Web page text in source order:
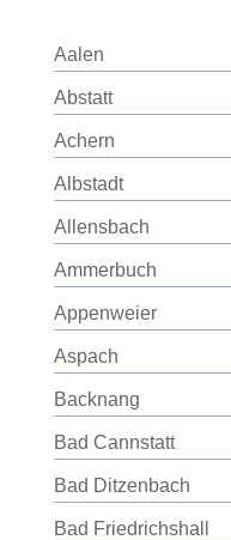
Aalen
Abstatt
Achern
Albstadt
Allensbach
Ammerbuch
Appenweier
Aspach
Backnang
Bad Cannstatt
Bad Ditzenbach
Bad Friedrichshall